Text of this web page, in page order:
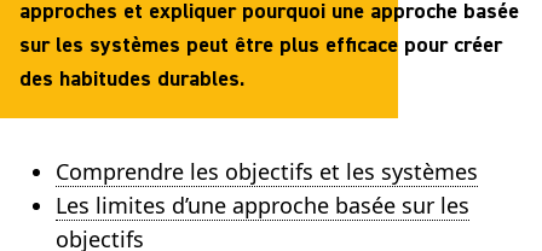
approches et expliquer pourquoi une approche basée
sur les systèmes peut être plus efficace pour créer
des habitudes durables.
Comprendre les objectifs et les systèmes
Les limites d’une approche basée sur les
objectifs